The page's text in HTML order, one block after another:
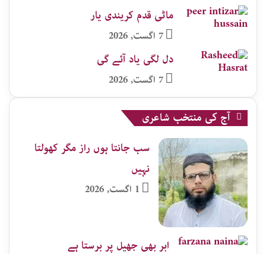
ماٹی قدم کریندی یار
7 اگست, 2026
دل لگی یاد آئے گی
7 اگست, 2026
آج کی منتخب شاعری
سب جانتا ہوں راز مگر کھولتا
نہیں
1 اگست, 2026
ابر بھی جھیل پر برستا ہے